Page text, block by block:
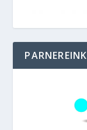
PARNEREINK